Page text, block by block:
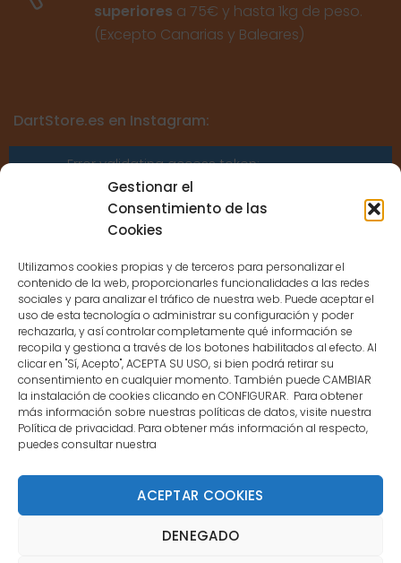
Gestionar el
Consentimiento de las
Cookies
Utilizamos cookies propias y de terceros para personalizar el
contenido de la web, proporcionarles funcionalidades a las redes
sociales y para analizar el tráfico de nuestra web. Puede aceptar el
uso de esta tecnología o administrar su configuración y poder
rechazarla, y así controlar completamente qué información se
recopila y gestiona a través de los botones habilitados al efecto. Al
clicar en "Sí, Acepto", ACEPTA SU USO, si bien podrá retirar su
consentimiento en cualquier momento. También puede CAMBIAR
la instalación de cookies clicando en CONFIGURAR. Para obtener
más información sobre nuestras políticas de datos, visite nuestra
Política de privacidad. Para obtener más información al respecto,
puedes consultar nuestra
ACEPTAR COOKIES
DENEGADO
superiores a 75€ y hasta 1kg de peso.
(Excepto Canarias y Baleares)
DartStore.es en Instagram:
Error validating access token:
Sessions for the user are not allowed
because the user is not a confirmed
CONTACTO
MENÚ PRINCIPAL
MI CUENTA
DOCUMENTACIÓN